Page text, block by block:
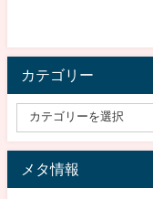
カテゴリー
メタ情報